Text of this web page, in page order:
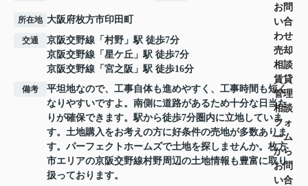
お問
い合
わせ
売却
相談
賃貸
管理
相談
フォ
ーム
から
お問
い合
所在地 大阪府枚方市印田町
交通 京阪交野線 「 村野 」駅 徒歩7分
京阪交野線 「 星ケ丘 」駅 徒歩7分
京阪交野線 「 宮之阪 」駅 徒歩16分
備考
平坦地なので、工事自体も進めやすく、工事時間も短く
なりやすいですよ。南側に道路があるため十分な日当た
りが確保できます。駅から徒歩7分圏内に立地していま
す。土地購入をお考えの方に好条件の売地が多数ありま
す。パーフェクトホームズで土地を探しませんか。枚方
市エリアの京阪交野線村野周辺の土地情報も豊富に取り
扱っております。